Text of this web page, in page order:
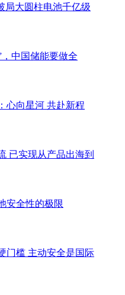
局大圆柱电池千亿级
中国储能要做全
心向星河 共赴新程
已实现从产品出海到
安全性的极限
门槛 主动安全是国际